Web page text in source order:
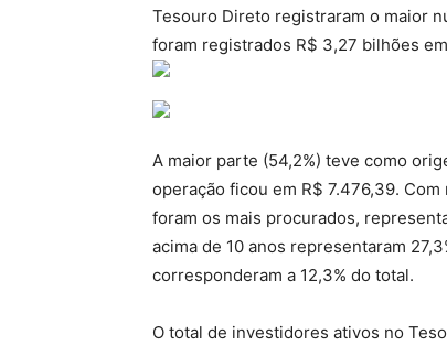
Tesouro Direto registraram o maior
foram registrados R$ 3,27 bilhões
A maior parte (54,2%) teve como
operação ficou em R$ 7.476,39.
foram os mais procurados,
acima de 10 anos representaram
corresponderam a 12,3% do total.
O total de investidores ativos no